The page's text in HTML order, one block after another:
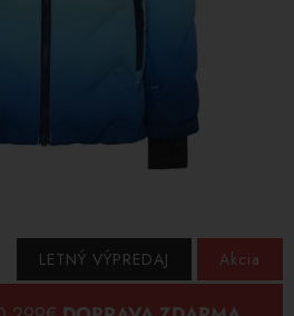
Akcia
LETNÝ VÝPREDAJ